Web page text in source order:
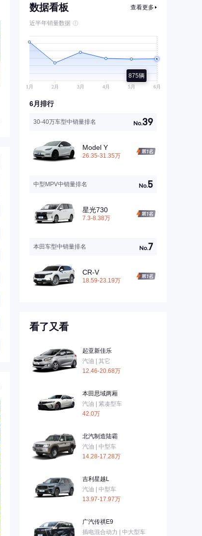
数据看板 查看更多
近半年销量数据
875辆
6月排行
30-40万车型中销量排名 No.39
Model Y
26.35-31.35万
中型MPV中销量排名 No.5
星光730
7.3-8.38万
本田车型中销量排名 No.7
CR-V
18.59-23.19万
看了又看
起亚新佳乐
汽油 | 其它
12.46-20.68万
本田思域两厢
汽油 | 紧凑型车
42.0万
北汽制造陆霸
汽油 | 中型车
14.28-17.28万
吉利星越L
汽油 | 中型车
13.97-17.97万
广汽传祺E9
插电混合动力 | 中大型车